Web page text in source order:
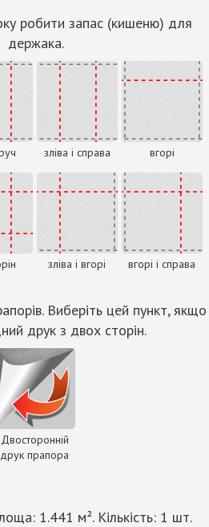
робити запас (кишеню) для
держака.
зліва і справа вгорі
зліва і вгорі вгорі і справа
Виберіть цей пункт, якщо
друк з двох сторін.
Двосторонній
друк прапора
1.441 м². Кількість: 1 шт.